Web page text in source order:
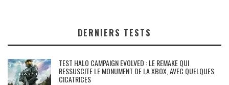
DERNIERS TESTS
TEST HALO CAMPAIGN EVOLVED : LE REMAKE QUI
RESSUSCITE LE MONUMENT DE LA XBOX, AVEC QUELQUES
CICATRICES